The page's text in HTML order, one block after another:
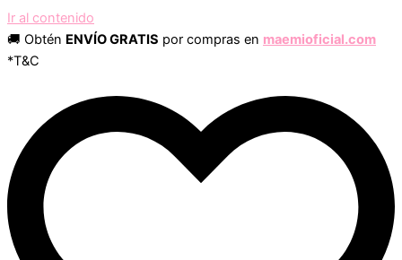
Ir al contenido
🚚 Obtén ENVÍO GRATIS por compras en maemioficial.com
*T&C